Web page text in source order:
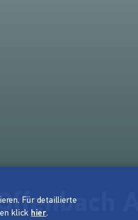
Für detaillierte
klick hier.